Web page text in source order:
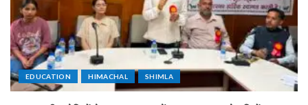
EDUCATION HIMACHAL SHIMLA